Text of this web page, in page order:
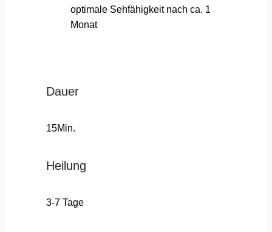
optimale Sehfähigkeit nach ca. 1
Monat
Dauer
15Min.
Heilung
3-7 Tage